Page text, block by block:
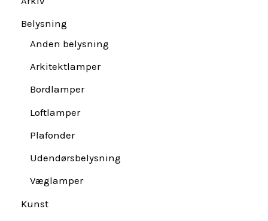
Belysning
Anden belysning
Arkitektlamper
Bordlamper
Loftlamper
Plafonder
Udendørsbelysning
Væglamper
Kunst